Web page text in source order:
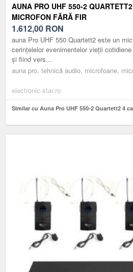
AUNA PRO UHF 550-2
MICROFON FĂRĂ FIR
1.612,00 RON
auna Pro UHF 550 Quartett2 este un
cerințelelor evenimentelor vieții
și fiind vers...
auna pro, tehnică audio, microfoane,
electronic-star.ro
Similar cu Auna Pro UHF 550-2 Quartett2 4